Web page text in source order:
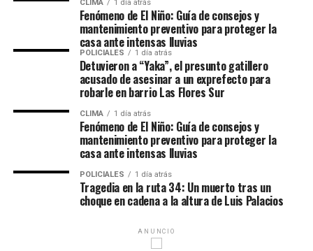
autoridades locales calificaron la escena como
“catastrófica” y confirmaron que hubo varios heridos
además de la víctima fatal argentina.
Serena había sido trasladada con vida a un centro
médico luego del impacto, pero falleció poco después
debido a la gravedad de las lesiones sufridas. Su amiga
Valentina continúa internada bajo observación médica y
evoluciona favorablemente.
La joven era oriunda de Rosario y había desarrollado una
vida marcada por los viajes. Con ciudadanía argentina e
italiana, desde 2020 residía en Europa y trabajaba en el
rubro hotelero y administrativo, además de impulsar un
emprendimiento vinculado al asesoramiento para
CLIMA 1 día atrás
Fenómeno de El Niño: Guía de consejos y
mantenimiento preventivo para proteger la
casa ante intensas lluvias
POLICIALES 1 día atrás
Detuvieron a “Yaka”, el presunto gatillero
acusado de asesinar a un exprefecto para
robarle en barrio Las Flores Sur
CLIMA 1 día atrás
Fenómeno de El Niño: Guía de consejos y
mantenimiento preventivo para proteger la
casa ante intensas lluvias
POLICIALES 1 día atrás
Tragedia en la ruta 34: Un muerto tras un
choque en cadena a la altura de Luis Palacios
ANUNCIO